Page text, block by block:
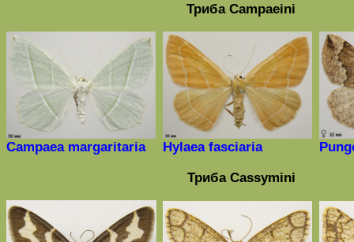
ТрибаCampaeini
Campaea margaritaria Hylaea fasciaria
ТрибаCassymini